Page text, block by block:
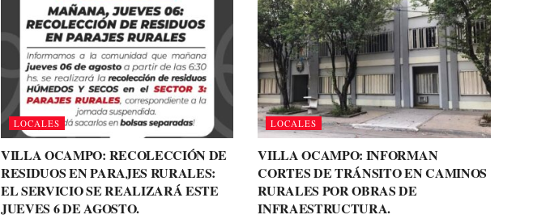
LOCALES
VILLA OCAMPO: RECOLECCIÓN DE
RESIDUOS EN PARAJES RURALES:
EL SERVICIO SE REALIZARÁ ESTE
JUEVES 6 DE AGOSTO.
LOCALES
VILLA OCAMPO: INFORMAN
CORTES DE TRÁNSITO EN CAMINOS
RURALES POR OBRAS DE
INFRAESTRUCTURA.